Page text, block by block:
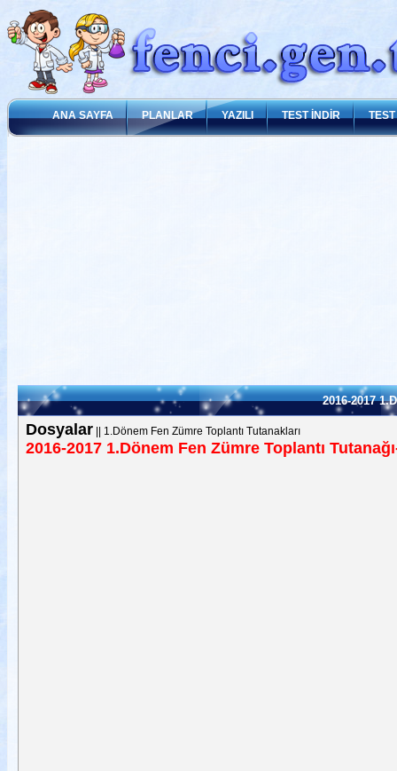
ANA SAYFA PLANLAR YAZILI TEST İNDİR
2016-2017
Dosyalar|| 1.Dönem Fen Zümre Toplantı Tutanakları
2016-2017 1.Dönem Fen Zümre Toplantı